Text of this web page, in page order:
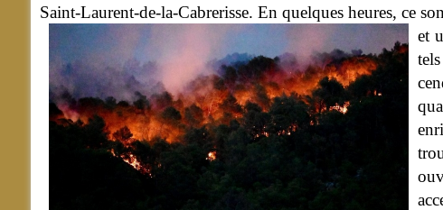
Saint-Laurent-de-la-Cabrerisse. En quelques heures, ce
et